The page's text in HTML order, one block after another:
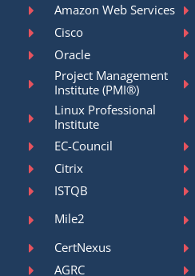
Amazon Web Services
Cisco
Oracle
Project Management
Institute (PMI®)
Linux Professional
Institute
EC-Council
Citrix
ISTQB
Mile2
CertNexus
AGRC